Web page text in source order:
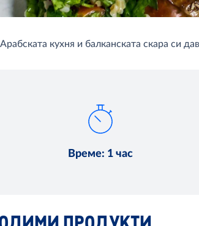
Арабската кухня и балканската скара си
Време: 1 час